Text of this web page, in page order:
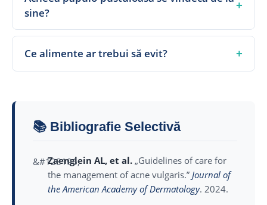
sine?
+
Ce alimente ar trebui să evit? +
📚 Bibliografie Selectivă
Zaenglein AL, et al. „Guidelines of care for
the management of acne vulgaris.” Journal of
the American Academy of Dermatology. 2024.